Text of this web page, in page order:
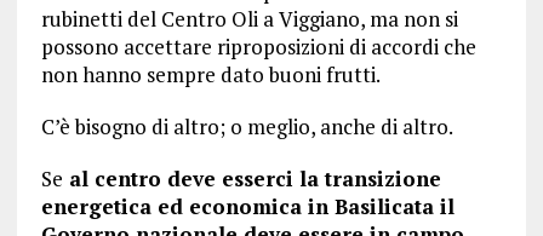
rubinetti del Centro Oli a Viggiano, ma non si
possono accettare riproposizioni di accordi che
non hanno sempre dato buoni frutti.
C’è bisogno di altro; o meglio, anche di altro.
Se al centro deve esserci la transizione
energetica ed economica in Basilicata il